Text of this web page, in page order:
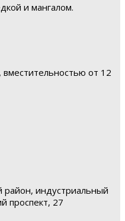
и мангалом.
от 12
район, индустриальный
проспект, 27